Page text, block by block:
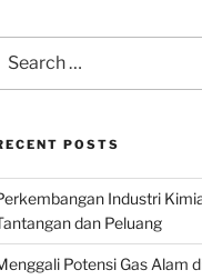
for:
POSTS
Industri
dan Peluang
Potensi Gas Alam